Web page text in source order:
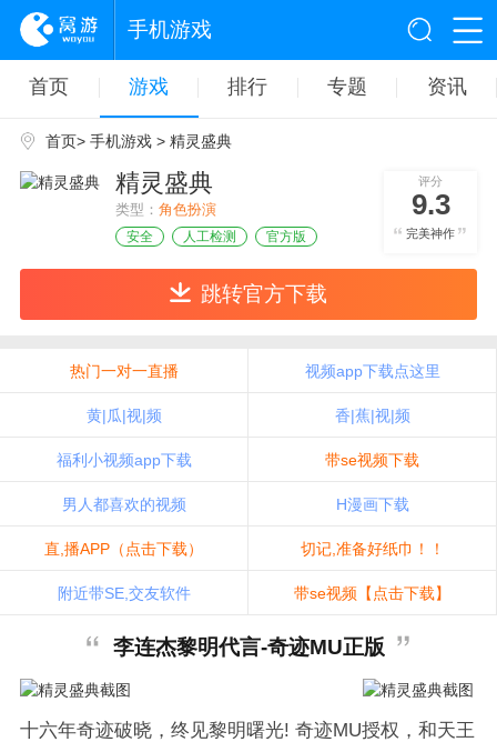
手机游戏
首页 游戏 排行 专题 资讯
首页> 手机游戏> 精灵盛典
精灵盛典
类型： 角色扮演
安全 人工检测 官方版
评分
9.3
完美神作
跳转官方下载
热门一对一直播 视频app下载点这里
黄|瓜|视|频 香|蕉|视|频
福利小视频app下载 带se视频下载
男人都喜欢的视频 H漫画下载
直,播APP（点击下载） 切记,准备好纸巾！！
附近带SE,交友软件 带se视频【点击下载】
李连杰黎明代言-奇迹MU正版
十六年奇迹破晓，终见黎明曙光! 奇迹MU授权，和天王